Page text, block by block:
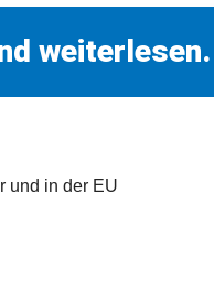
weiterlesen.
und in der EU